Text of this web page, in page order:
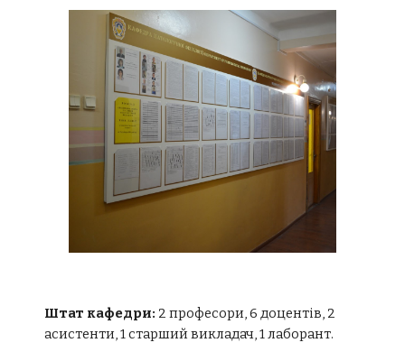
Штат кафедри: 2 професори, 6 доцентів, 2
асистенти, 1 старший викладач, 1 лаборант.